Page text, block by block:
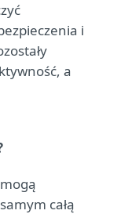
i
a
całą